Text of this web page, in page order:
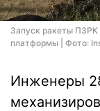
Запуск ракеты ПЗРК
платформы | Фото:
Инженеры